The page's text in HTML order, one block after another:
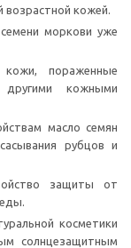
возрастной кожей.
моркови уже
кожи, пораженные
кожными
масло семян
рубцов и
защиты от
косметики
солнцезащитным